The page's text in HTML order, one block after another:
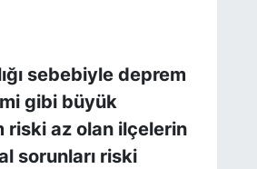
sebebiyle deprem
gibi büyük
riski az olan ilçelerin
sorunları riski